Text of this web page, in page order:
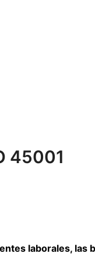
45001
laborales, las